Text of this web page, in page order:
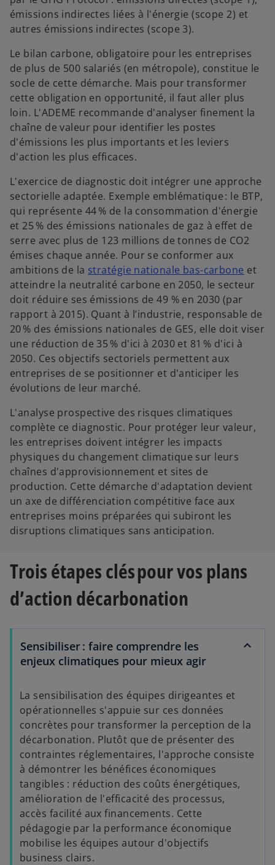
émissions indirectes liées à l'énergie (scope 2) et
autres émissions indirectes (scope 3).
Le bilan carbone, obligatoire pour les entreprises
de plus de 500 salariés (en métropole), constitue le
socle de cette démarche. Mais pour transformer
cette obligation en opportunité, il faut aller plus
loin. L'ADEME recommande d'analyser finement la
chaîne de valeur pour identifier les postes
d'émissions les plus importants et les leviers
d'action les plus efficaces.
L'exercice de diagnostic doit intégrer une approche
sectorielle adaptée. Exemple emblématique : le BTP,
qui représente 44 % de la consommation d'énergie
et 25 % des émissions nationales de gaz à effet de
serre avec plus de 123 millions de tonnes de CO2
émises chaque année. Pour se conformer aux
ambitions de la stratégie nationale bas-carbone s
’
u
v
u
u
g
et
atteindre la neutralité carbone en 2050, le secteur
doit réduire ses émissions de 49 % en 2030 (par
rapport à 2015). Quant à l’industrie, responsable de
20 % des émissions nationales de GES, elle doit viser
une réduction de 35 % d'ici à 2030 et 81 % d'ici à
2050. Ces objectifs sectoriels permettent aux
entreprises de se positionner et d'anticiper les
évolutions de leur marché.
L'analyse prospective des risques climatiques
complète ce diagnostic. Pour protéger leur valeur,
les entreprises doivent intégrer les impacts
physiques du changement climatique sur leurs
chaînes d'approvisionnement et sites de
production. Cette démarche d'adaptation devient
un axe de différenciation compétitive face aux
entreprises moins préparées qui subiront les
disruptions climatiques sans anticipation.
Trois étapes clés pour vos plans
d’action décarbonation
Sensibiliser : faire comprendre les
enjeux climatiques pour mieux agir
La sensibilisation des équipes dirigeantes et
opérationnelles s'appuie sur ces données
concrètes pour transformer la perception de la
décarbonation. Plutôt que de présenter des
contraintes réglementaires, l'approche consiste
à démontrer les bénéfices économiques
tangibles : réduction des coûts énergétiques,
amélioration de l'efficacité des processus,
accès facilité aux financements. Cette
pédagogie par la performance économique
mobilise les équipes autour d'objectifs
business clairs.